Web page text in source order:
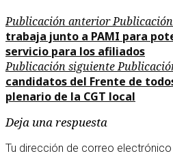
Publicación anterior
trabaja junto a PAMI para
servicio para los afiliados
Publicación siguiente
candidatos del Frente de
plenario de la CGT local
Deja una respuesta
Tu dirección de correo electrónico